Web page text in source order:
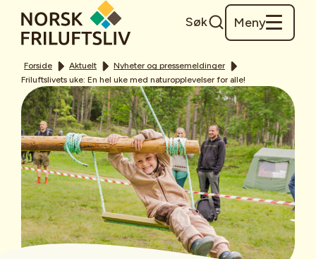
Søk Meny
Forside Aktuelt
Nyheter og pressemeldinger
Friluftslivets uke: En hel uke med naturopplevelser for alle!